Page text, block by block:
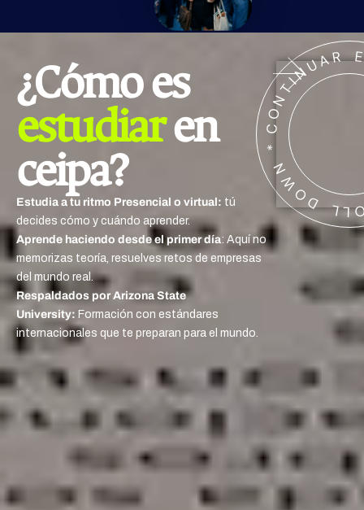
¿Cómo es
estudiaren
ceipa?
Estudia a tu ritmo Presencial o virtual: tú
decides cómo y cuándo aprender.
Aprende haciendo desde el primer día: Aquí no
memorizas teoría, resuelves retos de empresas
del mundo real.
Respaldados por Arizona State
University: Formación con estándares
internacionales que te preparan para el mundo.
CONTINUAR EL